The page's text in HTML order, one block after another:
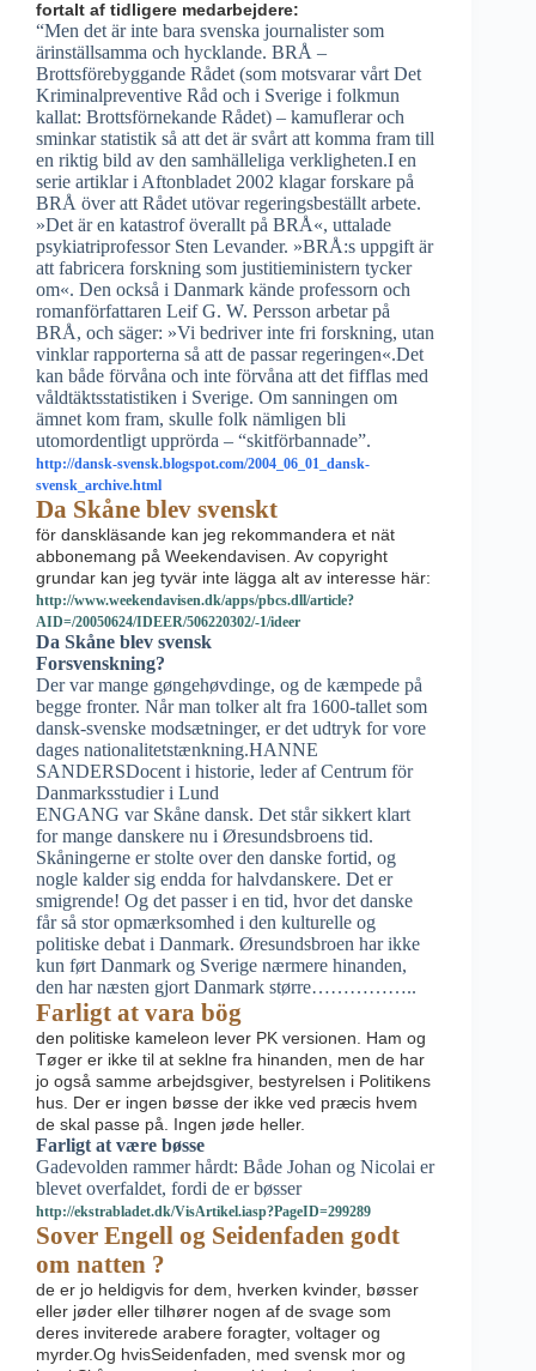
fortalt af tidligere medarbejdere:
“Men det är inte bara svenska journalister som
ärinställsamma och hycklande. BRÅ –
Brottsförebyggande Rådet (som motsvarar vårt Det
Kriminalpreventive Råd och i Sverige i folkmun
kallat: Brottsförnekande Rådet) – kamuflerar och
sminkar statistik så att det är svårt att komma fram till
en riktig bild av den samhälleliga verkligheten.I en
serie artiklar i Aftonbladet 2002 klagar forskare på
BRÅ över att Rådet utövar regeringsbeställt arbete.
»Det är en katastrof överallt på BRÅ«, uttalade
psykiatriprofessor Sten Levander. »BRÅ:s uppgift är
att fabricera forskning som justitieministern tycker
om«. Den också i Danmark kände professorn och
romanförfattaren Leif G. W. Persson arbetar på
BRÅ, och säger: »Vi bedriver inte fri forskning, utan
vinklar rapporterna så att de passar regeringen«.Det
kan både förvåna och inte förvåna att det fifflas med
våldtäktsstatistiken i Sverige. Om sanningen om
ämnet kom fram, skulle folk nämligen bli
utomordentligt upprörda – “skitförbannade”.
http://dansk-svensk.blogspot.com/2004_06_01_dansk-
svensk_archive.html
Da Skåne blev svenskt
för danskläsande kan jeg rekommandera et nät
abbonemang på Weekendavisen. Av copyright
grundar kan jeg tyvär inte lägga alt av interesse här:
http://www.weekendavisen.dk/apps/pbcs.dll/article?
AID=/20050624/IDEER/506220302/-1/ideer
Da Skåne blev svensk
Forsvenskning?
Der var mange gøngehøvdinge, og de kæmpede på
begge fronter. Når man tolker alt fra 1600-tallet som
dansk-svenske modsætninger, er det udtryk for vore
dages nationalitetstænkning.HANNE
SANDERSDocent i historie, leder af Centrum för
Danmarksstudier i Lund
ENGANG var Skåne dansk. Det står sikkert klart
for mange danskere nu i Øresundsbroens tid.
Skåningerne er stolte over den danske fortid, og
nogle kalder sig endda for halvdanskere. Det er
smigrende! Og det passer i en tid, hvor det danske
får så stor opmærksomhed i den kulturelle og
politiske debat i Danmark. Øresundsbroen har ikke
kun ført Danmark og Sverige nærmere hinanden,
den har næsten gjort Danmark større……………..
Farligt at vara bög
den politiske kameleon lever PK versionen. Ham og
Tøger er ikke til at seklne fra hinanden, men de har
jo også samme arbejdsgiver, bestyrelsen i Politikens
hus. Der er ingen bøsse der ikke ved præcis hvem
de skal passe på. Ingen jøde heller.
Farligt at være bøsse
Gadevolden rammer hårdt: Både Johan og Nicolai er
blevet overfaldet, fordi de er bøsser
http://ekstrabladet.dk/VisArtikel.iasp?PageID=299289
Sover Engell og Seidenfaden godt
om natten ?
de er jo heldigvis for dem, hverken kvinder, bøsser
eller jøder eller tilhører nogen af de svage som
deres inviterede arabere foragter, voltager og
myrder.Og hvisSeidenfaden, med svensk mor og